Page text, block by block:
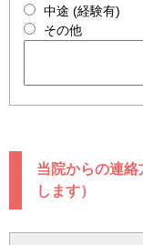
中途 (経験有)
その他
当院からの連
します）